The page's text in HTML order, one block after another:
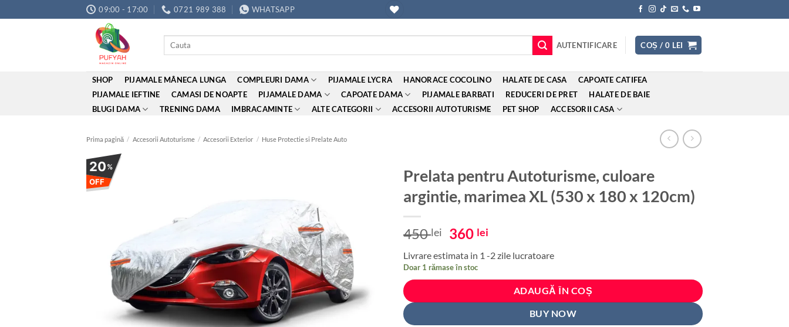
to
09:00 - 17:00 0721 989 388 WHATSAPP
Caută
AUTENTIFICARE COȘ / 0 LEI
SHOP PIJAMALE MÂNECA LUNGA COMPLEURI DAMA PIJAMALE LYCRA HANORACE COCOLINO HALATE DE CASA
CAPOATE CATIFEA
PIJAMALE IEFTINE
CAMASI DE NOAPTE PIJAMALE DAMA CAPOATE DAMA PIJAMALE BARBATI REDUCERI DE PRET
HALATE DE BAIE
BLUGI DAMA
TRENING DAMA IMBRACAMINTE ALTE CATEGORII ACCESORII AUTOTURISME PET SHOP ACCESORII CASA
Prima pagină / Accesorii Autoturisme / Accesorii Exterior / Huse Protectie si Prelate Auto
20%
OFF
Prelata pentru Autoturisme, culoare
argintie, marimea XL (530 x 180 x 120cm)
450lei
Prețul
a
fost:
360 lei
este:
360 lei.
Livrare estimata in 1 -2 zile lucratoare
Doar 1 rămase în stoc
ADAUGĂ ÎN COȘ
BUY NOW